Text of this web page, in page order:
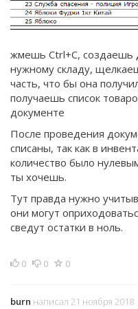
жмешь Ctrl+C, создаешь
нужному складу,
часть, что бы она
получаешь список
документе
После проведения
списаны, так как в
количество было
ты хочешь.
Тут правда нужно
они могут
сведут остатки в ноль.
0 0 0
burn написал 21 ноября 2018